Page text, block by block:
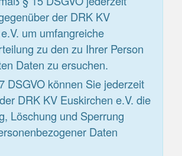
der DRK KV
um umfangreiche
zu den zu Ihrer Person
Daten zu ersuchen.
DSGVO können Sie jederzeit
DRK KV Euskirchen e.V. die
Löschung und Sperrung
Daten